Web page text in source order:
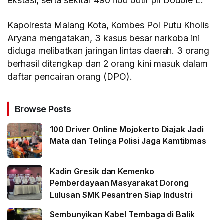
Kapolresta Malang Kota, Kombes Pol Putu Kholis
Aryana mengatakan, 3 kasus besar narkoba ini
diduga melibatkan jaringan lintas daerah. 3 orang
berhasil ditangkap dan 2 orang kini masuk dalam
daftar pencairan orang (DPO).
Browse Posts
100 Driver Online Mojokerto Diajak Jadi
Mata dan Telinga Polisi Jaga Kamtibmas
Kadin Gresik dan Kemenko
Pemberdayaan Masyarakat Dorong
Lulusan SMK Pesantren Siap Industri
Sembunyikan Kabel Tembaga di Balik